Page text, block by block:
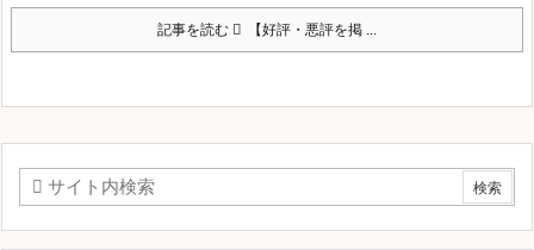
記事を読む 【好評・悪評を掲 ...